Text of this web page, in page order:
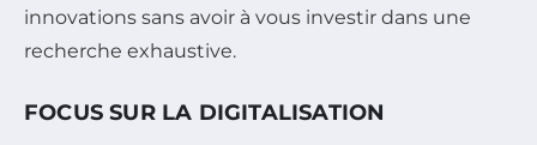
innovations sans avoir à vous investir dans une
recherche exhaustive.
FOCUS SUR LA DIGITALISATION